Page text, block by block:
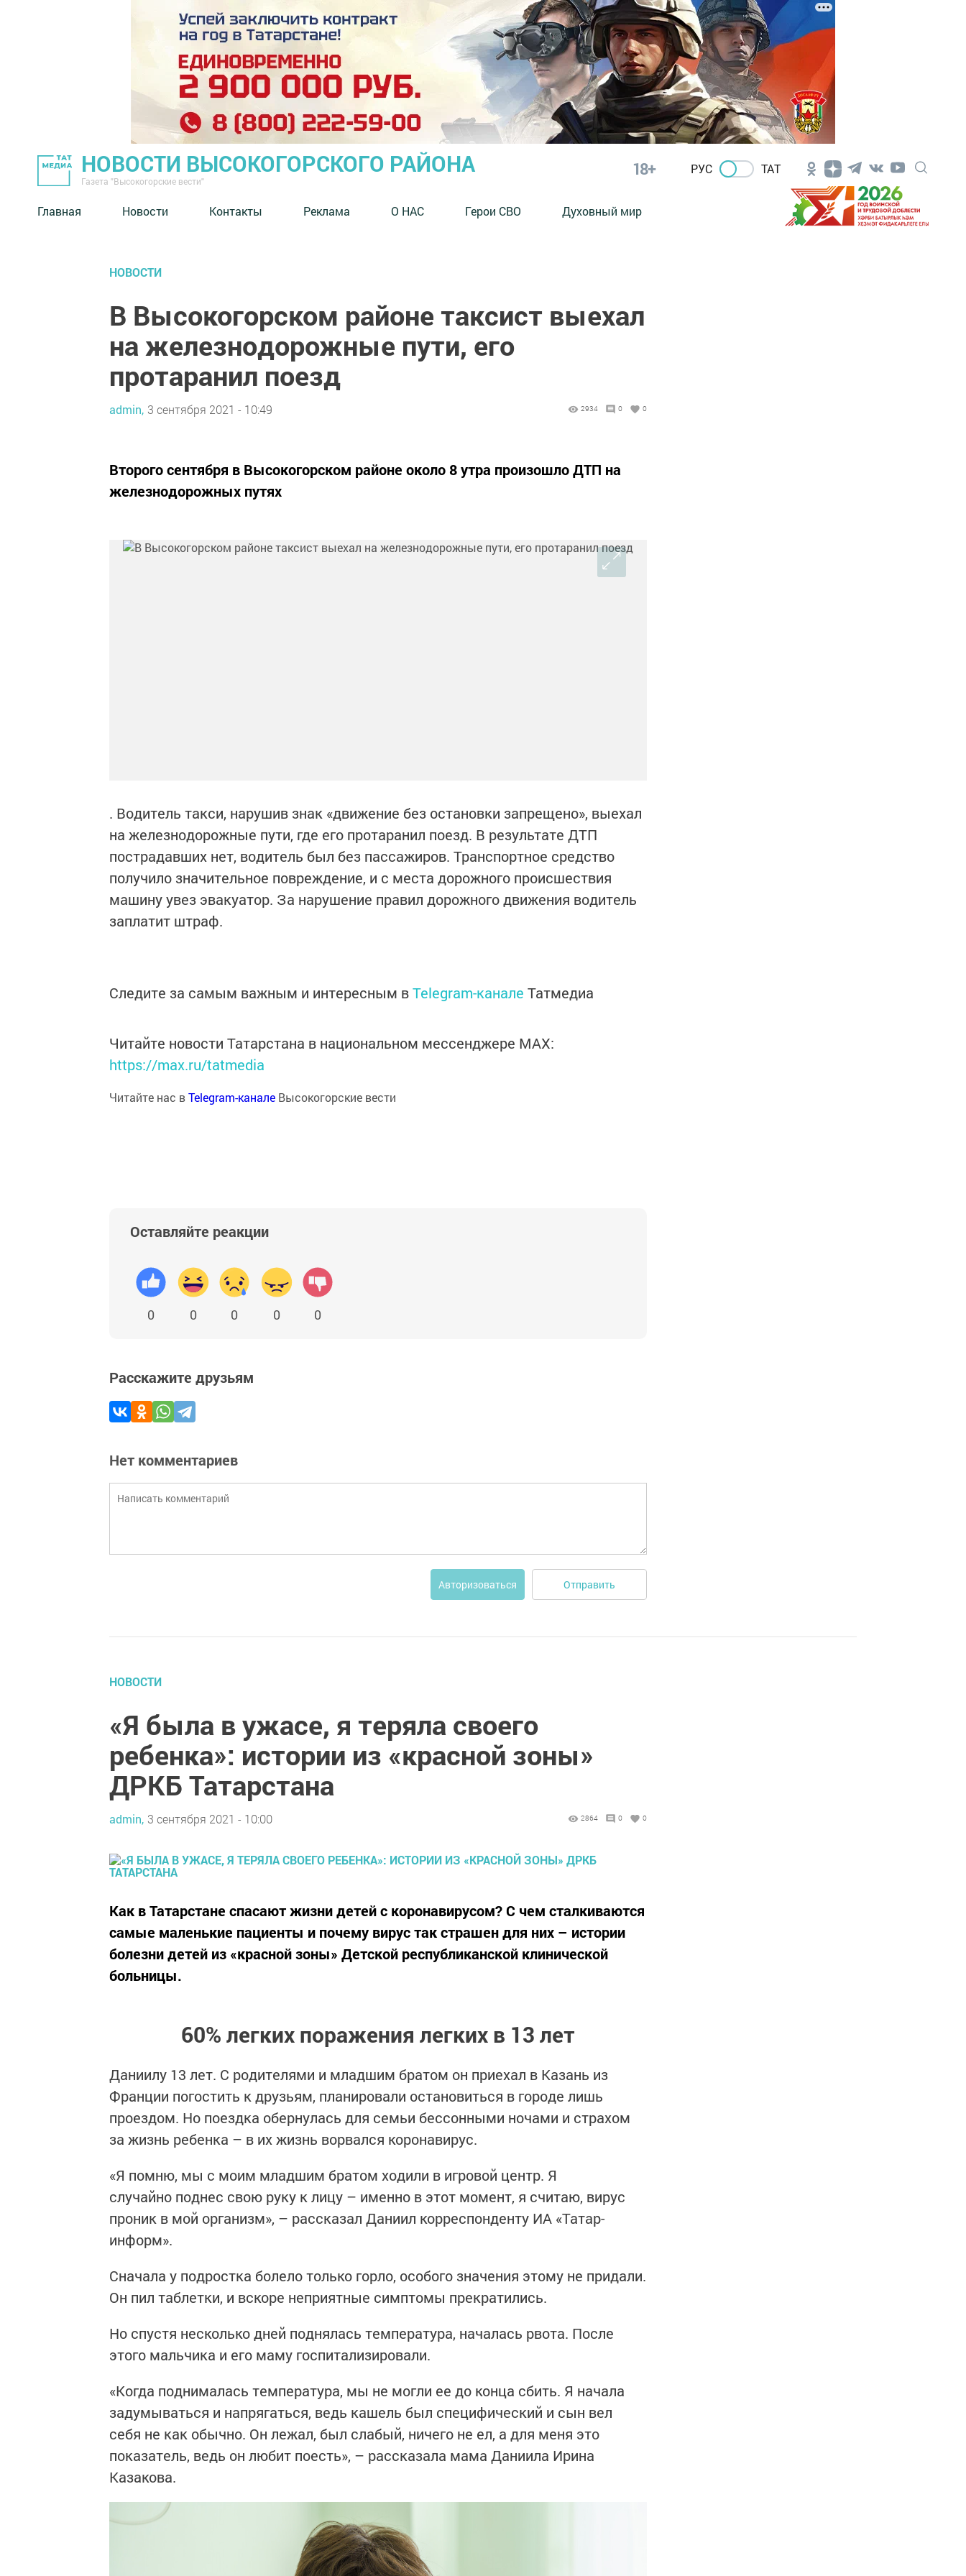
НОВОСТИ ВЫСОКОГОРСКОГО РАЙОНА
Газета "Высокогорские вести"
18+ РУС ТАТ
Главная Новости Контакты Реклама О НАС Герои СВО Духовный мир
НОВОСТИ
В Высокогорском районе таксист выехал
на железнодорожные пути, его
протаранил поезд
admin, 3 сентября 2021 - 10:49 2934 0 0
Второго сентября в Высокогорском районе около 8 утра произошло ДТП на
железнодорожных путях
. Водитель такси, нарушив знак «движение без остановки запрещено», выехал
на железнодорожные пути, где его протаранил поезд. В результате ДТП
пострадавших нет, водитель был без пассажиров. Транспортное средство
получило значительное повреждение, и с места дорожного происшествия
машину увез эвакуатор. За нарушение правил дорожного движения водитель
заплатит штраф.
Следите за самым важным и интересным вTelegram-канале Татмедиа
Читайте новости Татарстана в национальном мессенджере MАХ:
https://max.ru/tatmedia
Читайте нас вTelegram-канале Высокогорские вести
Оставляйте реакции
0 0 0 0 0
Расскажите друзьям
Нет комментариев
Авторизоваться Отправить
НОВОСТИ
«Я была в ужасе, я теряла своего
ребенка»: истории из «красной зоны»
ДРКБ Татарстана
admin, 3 сентября 2021 - 10:00 2864 0 0
Как в Татарстане спасают жизни детей с коронавирусом? С чем сталкиваются
самые маленькие пациенты и почему вирус так страшен для них – истории
болезни детей из «красной зоны» Детской республиканской клинической
больницы.
60% легких поражения легких в 13 лет
Даниилу 13 лет. С родителями и младшим братом он приехал в Казань из
Франции погостить к друзьям, планировали остановиться в городе лишь
проездом. Но поездка обернулась для семьи бессонными ночами и страхом
за жизнь ребенка – в их жизнь ворвался коронавирус.
«Я помню, мы с моим младшим братом ходили в игровой центр. Я
случайно поднес свою руку к лицу – именно в этот момент, я считаю, вирус
проник в мой организм», – рассказал Даниил корреспонденту ИА «Татар-
информ».
Сначала у подростка болело только горло, особого значения этому не придали.
Он пил таблетки, и вскоре неприятные симптомы прекратились.
Но спустя несколько дней поднялась температура, началась рвота. После
этого мальчика и его маму госпитализировали.
«Когда поднималась температура, мы не могли ее до конца сбить. Я начала
задумываться и напрягаться, ведь кашель был специфический и сын вел
себя не как обычно. Он лежал, был слабый, ничего не ел, а для меня это
показатель, ведь он любит поесть», – рассказала мама Даниила Ирина
Казакова.